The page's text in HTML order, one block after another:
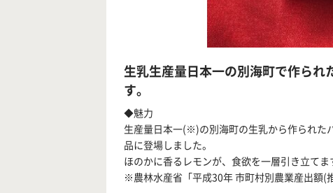
生乳生産量日本一の別海町で作ら
す。
◆魅力
生産量日本一(※)の別海町の生乳から作られた
品に登場しました。
ほのかに香るレモンが、食欲を一層引き立てま
※農林水産省「平成30年 市町村別農業産出額(